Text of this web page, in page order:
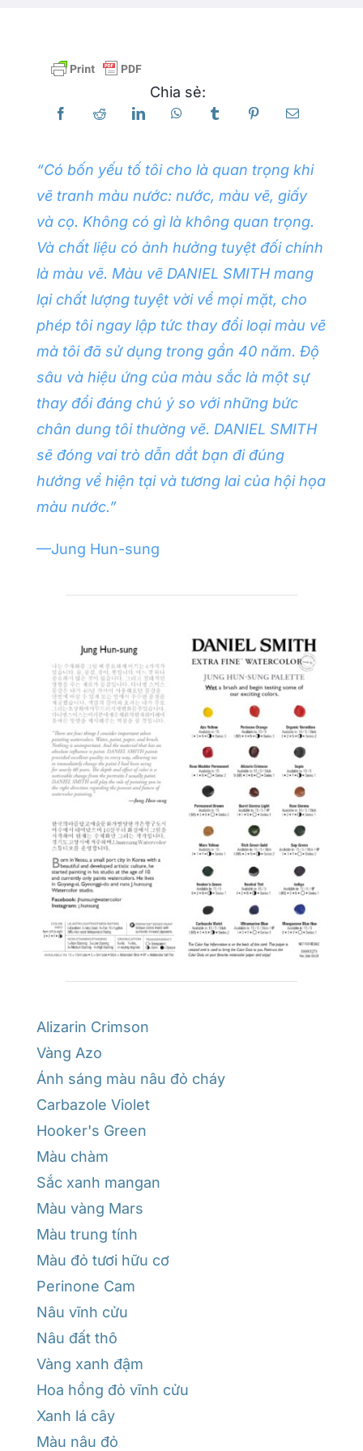
Tài nguyên
Tìm một nhà bán lẻ
Liên hệ với chúng tôi
Đặt mua
Chia sẻ:
“Có bốn yếu tố tôi cho là quan trọng khi
vẽ tranh màu nước: nước, màu vẽ, giấy
và cọ. Không có gì là không quan trọng.
Và chất liệu có ảnh hưởng tuyệt đối chính
là màu vẽ. Màu vẽ DANIEL SMITH mang
lại chất lượng tuyệt vời về mọi mặt, cho
phép tôi ngay lập tức thay đổi loại màu vẽ
mà tôi đã sử dụng trong gần 40 năm. Độ
sâu và hiệu ứng của màu sắc là một sự
thay đổi đáng chú ý so với những bức
chân dung tôi thường vẽ. DANIEL SMITH
sẽ đóng vai trò dẫn dắt bạn đi đúng
hướng về hiện tại và tương lai của hội họa
màu nước.”
—Jung Hun-sung
Alizarin Crimson
Vàng Azo
Ánh sáng màu nâu đỏ cháy
Carbazole Violet
Hooker's Green
Màu chàm
Sắc xanh mangan
Màu vàng Mars
Màu trung tính
Màu đỏ tươi hữu cơ
Perinone Cam
Nâu vĩnh cửu
Nâu đất thô
Vàng xanh đậm
Hoa hồng đỏ vĩnh cửu
Xanh lá cây
Màu nâu đỏ